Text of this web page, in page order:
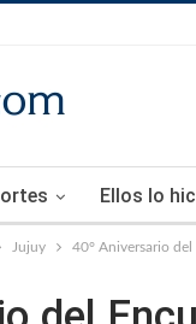
Ellos lo
Jujuy 40° Aniversario del